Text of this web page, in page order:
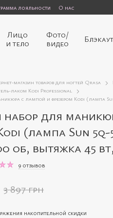
лояльности
О нас
Лицо
и тело
Фото/
видео
Блэкаут
магазин товаров для ногтей Qrasa
лаком Kodi Professional
с лампой и фрезером Kodi (лампа Sun
набор для
(лампа Sun 5q-
об, вытяжка 45
9 отзывов
3 897 грн
накопительной скидки